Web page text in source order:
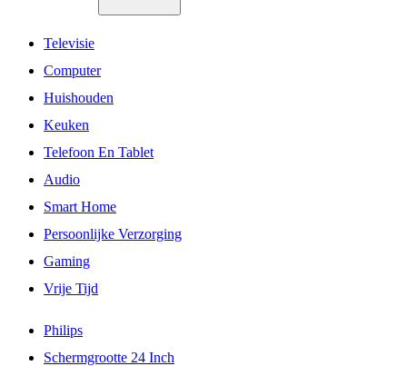
Televisie
Computer
Huishouden
Keuken
Telefoon En Tablet
Audio
Smart Home
Persoonlijke Verzorging
Gaming
Vrije Tijd
Philips
Schermgrootte 24 Inch